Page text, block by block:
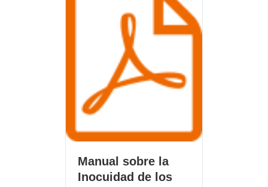
Manual sobre la
Inocuidad de los